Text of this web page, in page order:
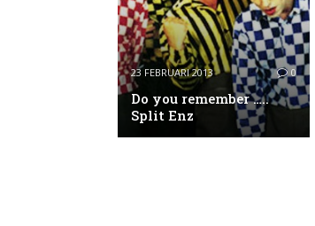
23 FEBRUARI 2013 0
Do you remember …..
Split Enz